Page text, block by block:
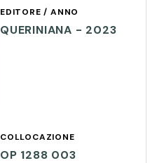
EDITORE / ANNO
QUERINIANA - 2023
COLLOCAZIONE
OP 1288 003